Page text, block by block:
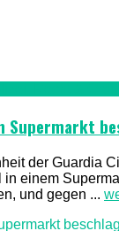
Supermarkt
der Guardia
einem
und gegen ...